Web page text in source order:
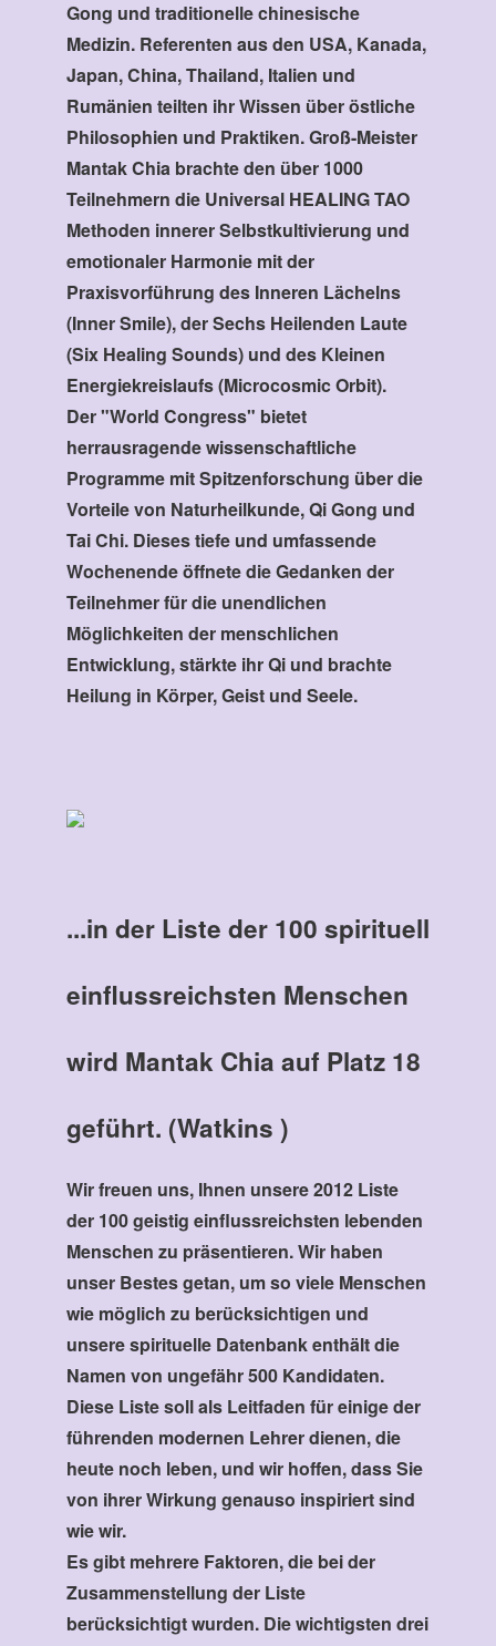
Gong und traditionelle chinesische
Medizin. Referenten aus den USA, Kanada,
Japan, China, Thailand, Italien und
Rumänien teilten ihr Wissen über östliche
Philosophien und Praktiken. Groß-Meister
Mantak Chia brachte den über 1000
Teilnehmern die Universal HEALING TAO
Methoden innerer Selbstkultivierung und
emotionaler Harmonie mit der
Praxisvorführung des Inneren Lächelns
(Inner Smile), der Sechs Heilenden Laute
(Six Healing Sounds) und des Kleinen
Energiekreislaufs (Microcosmic Orbit).
Der "World Congress" bietet
herrausragende wissenschaftliche
Programme mit Spitzenforschung über die
Vorteile von Naturheilkunde, Qi Gong und
Tai Chi. Dieses tiefe und umfassende
Wochenende öffnete die Gedanken der
Teilnehmer für die unendlichen
Möglichkeiten der menschlichen
Entwicklung, stärkte ihr Qi und brachte
Heilung in Körper, Geist und Seele.
...in der Liste der 100 spirituell
einflussreichsten Menschen
wird Mantak Chia auf Platz 18
geführt. (Watkins )
Wir freuen uns, Ihnen unsere 2012 Liste
der 100 geistig einflussreichsten lebenden
Menschen zu präsentieren. Wir haben
unser Bestes getan, um so viele Menschen
wie möglich zu berücksichtigen und
unsere spirituelle Datenbank enthält die
Namen von ungefähr 500 Kandidaten.
Diese Liste soll als Leitfaden für einige der
führenden modernen Lehrer dienen, die
heute noch leben, und wir hoffen, dass Sie
von ihrer Wirkung genauso inspiriert sind
wie wir.
Es gibt mehrere Faktoren, die bei der
Zusammenstellung der Liste
berücksichtigt wurden. Die wichtigsten drei